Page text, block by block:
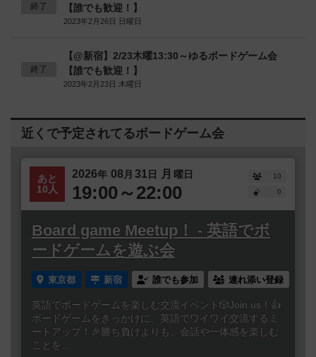
終了
【誰でも歓迎！】
2023年2月26日 日曜日
終了
【@新宿】2/23木曜13:30～ゆるボードゲーム会
【誰でも歓迎！】
2023年2月23日 木曜日
近くで予定されてるボードゲーム会
あと
10人
2026年 08 月 31日 月 曜日
19:00～22:00
10
0
Board game Meetup！ - 英語でボ
ードゲームを遊ぶ会
東京都 新宿 誰でも参加 連れ添い登録
英語でボードゲームを楽しむ交流イベント🎲Join us！👍
ボードゲームをきっかけに、英語でワイワイ交流するミ
ートアップ！🎉勝ち負けよりも、会話や一体感を楽しむ
ことを...